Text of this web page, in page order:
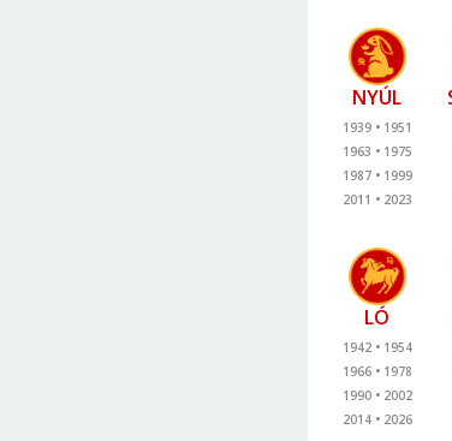
NYÚL
1939
1951
1963
1975
1987
1999
2011
2023
LÓ
1942
1954
1966
1978
1990
2002
2014
2026